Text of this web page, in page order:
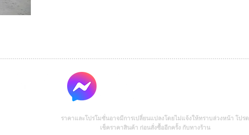
ราคาและโปรโมชั่นอาจมีการเปลี่ยนแปลงโดยไม่แจ้งให้ทราบล่วงหน้า โปรด
เช็คราคาสินค้า ก่อนสั่งซื้ออีกครั้ง กับทางร้าน